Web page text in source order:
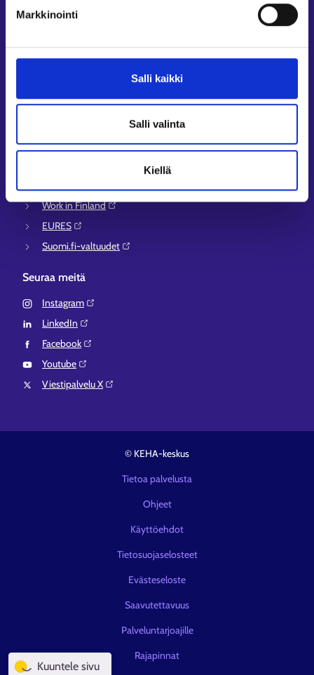
Markkinointi
Salli kaikki
Salli valinta
Kiellä
Asiointi- ja Oma työpolku -osioiden ohjeet
Muualla verkossa
Työ- ja elinkeinoministeriö⁠
Aluehallinnon asiointipalvelu⁠
Work in Finland⁠
EURES⁠
Suomi.fi-valtuudet⁠
Seuraa meitä
Instagram⁠
LinkedIn⁠
Facebook⁠
Youtube⁠
Viestipalvelu X⁠
© KEHA-keskus
Tietoa palvelusta
Ohjeet
Käyttöehdot
Tietosuojaselosteet
Evästeseloste
Saavutettavuus
Palveluntarjoajille
Rajapinnat
Kuuntele sivu